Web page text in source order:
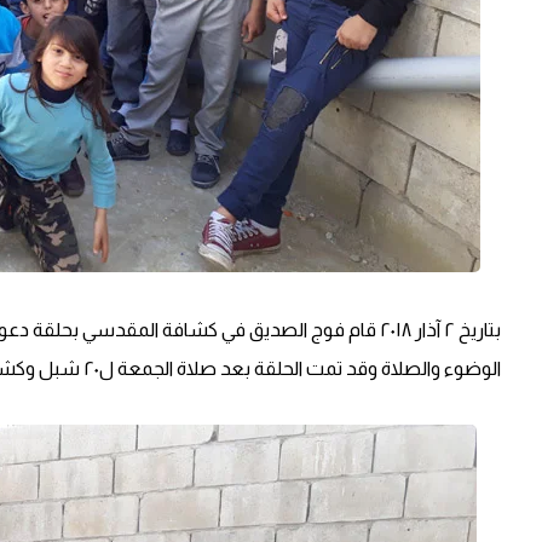
بتاريخ ٢ آذار ٢٠١٨ قام فوج الصديق في كشافة
الوضوء والصلاة وقد تمت الحلقة بعد صلاة الجمعة ل٢٠ شبل وكشاف.